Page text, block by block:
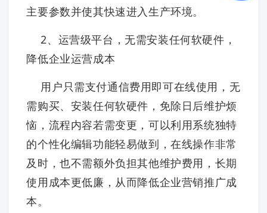
主要参数并使其快速进入生产环境。
2、运营级平台，无需安装任何软硬件，
降低企业运营成本
用户只需支付通信费用即可在线使用，无
需购买、安装任何软硬件，免除日后维护烦
恼，流程内容若需变更，可以利用系统独特
的个性化编辑功能轻易做到，在线操作非常
及时，也不需额外负担其他维护费用，长期
使用成本更低廉，从而降低企业营销推广成
本。